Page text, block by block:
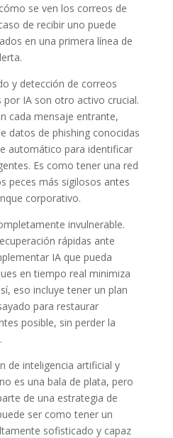
se ven los correos de
de recibir uno puede
en una primera línea de
y detección de correos
por IA son otro activo crucial.
cada mensaje entrante,
datos de phishing conocidas
automático para identificar
Es como tener una red
peces más sigilosos antes
corporativo.
invulnerable.
rápidas ante
IA que pueda
en tiempo real minimiza
eso incluye tener un plan
para restaurar
posible, sin perder la
de inteligencia artificial y
es una bala de plata, pero
de una estrategia de
ser como tener un
sofisticado y capaz